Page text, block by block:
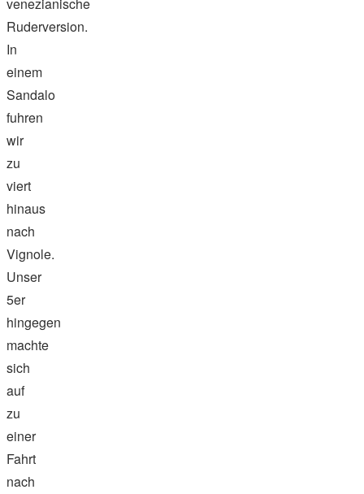
venezianische
Ruderversion.
In
einem
Sandalo
fuhren
wir
zu
viert
hinaus
nach
Vignole.
Unser
5er
hingegen
machte
sich
auf
zu
einer
Fahrt
nach